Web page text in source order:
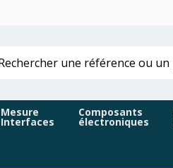
Mesure
Interfaces
Composants
électroniques